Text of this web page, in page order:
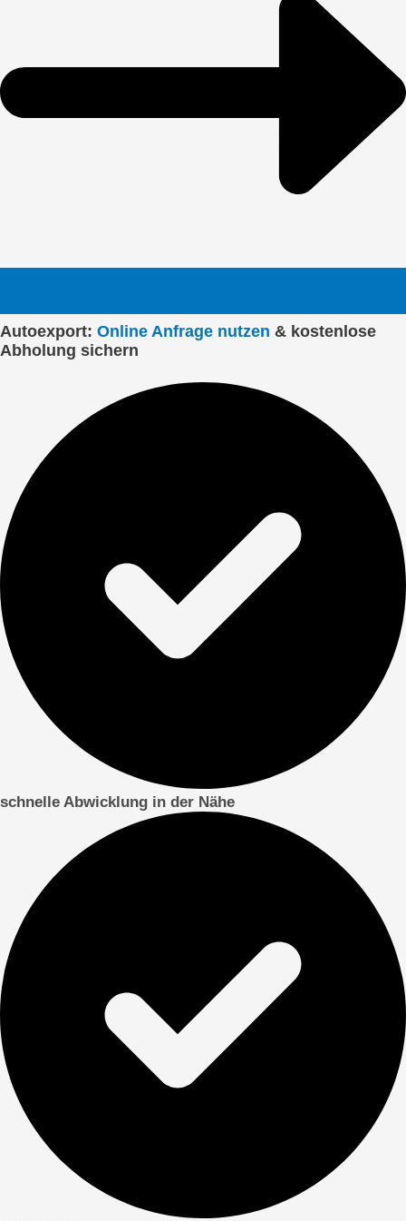
Autoexport: Online Anfrage nutzen & kostenlose
Abholung sichern
schnelle Abwicklung in der Nähe